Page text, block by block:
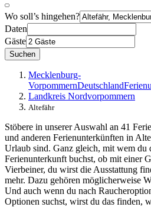
Wo soll’s hingehen?
Daten
Gäste
Suchen
Mecklenburg-
VorpommernDeutschland
Landkreis Nordvorpommern
Altefähr
Stöbere in unserer Auswahl an 41
und anderen Ferienunterkünften in
Urlaub sind. Ganz gleich, mit wem du
Ferienunterkunft buchst, ob mit einer
Vierbeiner, du wirst die Ausstattung
mehr. Dazu gehören möglicherweise
Und auch wenn du nach
Optionen suchst, wirst du das finden,